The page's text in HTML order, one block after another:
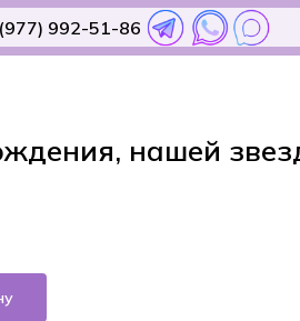
992-51-86
нашей